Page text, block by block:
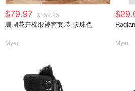
$79.97 $159.95
珊瑚花卉棉缎被套套装 珍珠色
Myer Myer